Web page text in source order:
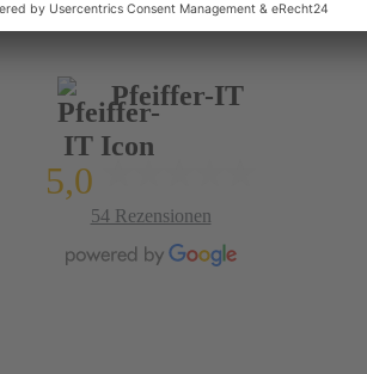
Pfeiffer-IT
5,0
54 Rezensionen